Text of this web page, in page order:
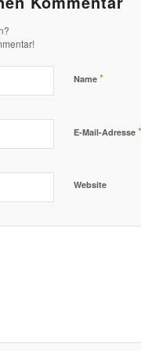
Name*
E-Mail-Adresse
Website